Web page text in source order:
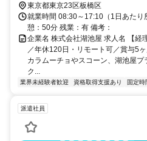
東京都東京23区板橋区
就業時間 08:30～17:10（1日あた
憩：50分 残業：有 備考：
企業名 株式会社湖池屋 求人名 【経
／年休120日・リモート可／賞与5
カラムーチョやスコーン、湖池屋
ク...
業界未経験者歓迎 資格取得支援あり 固定時
派遣社員